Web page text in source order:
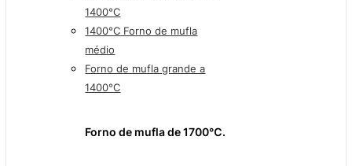
1400°C
1400°C Forno de mufla
médio
Forno de mufla grande a
1400°C
Forno de mufla de 1700℃.